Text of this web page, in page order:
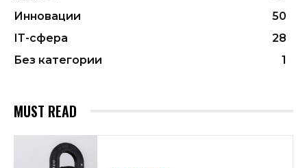
Инновации
50
ІТ-сфера
28
Без категории
1
MUST READ